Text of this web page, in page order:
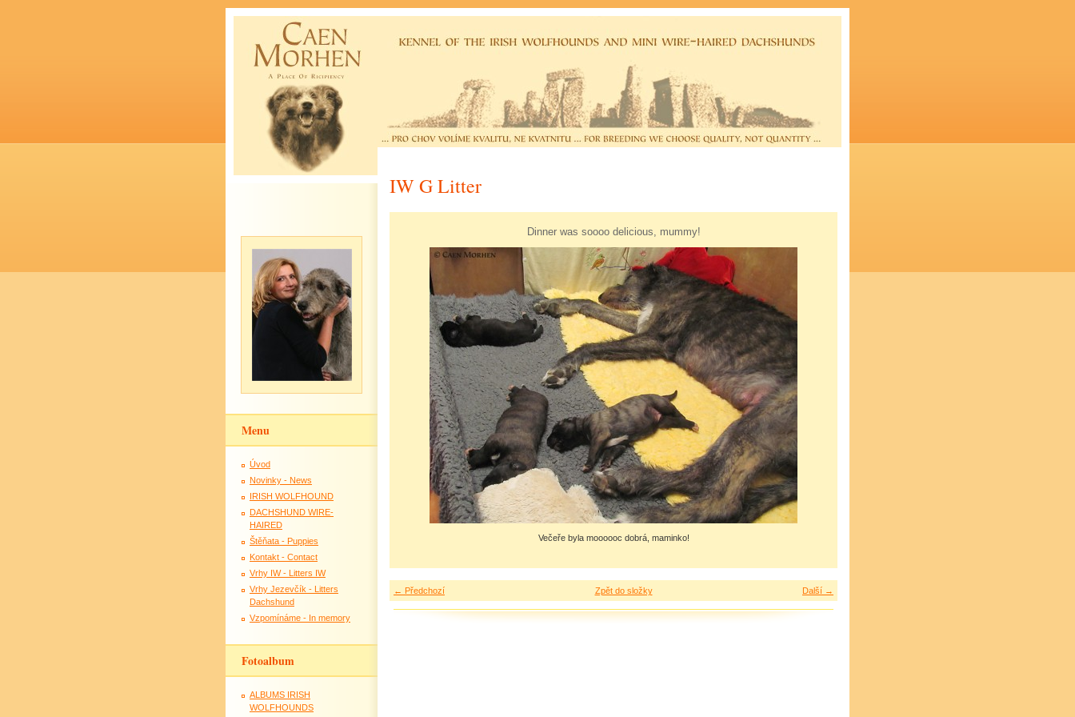
IW G Litter
Dinner was soooo delicious, mummy!
Večeře byla moooooc dobrá, maminko!
← Předchozí Další →
Zpět do složky
Menu
Úvod
Novinky - News
IRISH WOLFHOUND
DACHSHUND WIRE-
HAIRED
Štěňata - Puppies
Kontakt - Contact
Vrhy IW - Litters IW
Vrhy Jezevčík - Litters
Dachshund
Vzpomínáme - In memory
Fotoalbum
ALBUMS IRISH
WOLFHOUNDS